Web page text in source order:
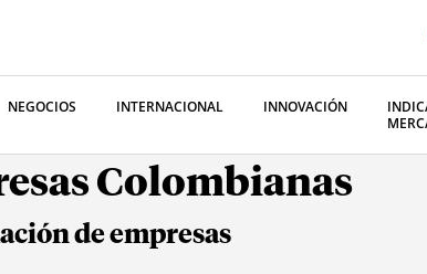
NEGOCIOS INTERNACIONAL INNOVACIÓN
Colombianas
de empresas